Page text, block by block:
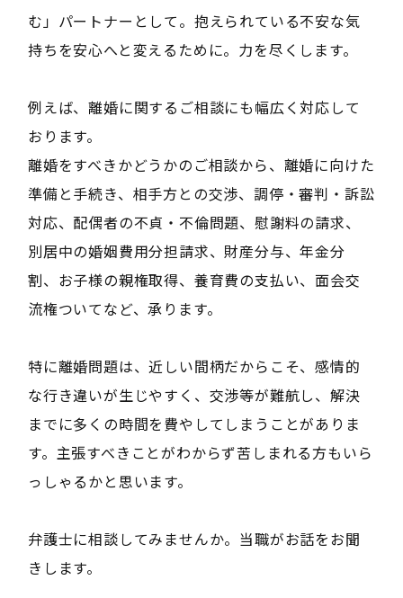
む」パートナーとして。抱えられている不安な気
持ちを安心へと変えるために。力を尽くします。
例えば、離婚に関するご相談にも幅広く対応して
おります。
離婚をすべきかどうかのご相談から、離婚に向けた
準備と手続き、相手方との交渉、調停・審判・訴訟
対応、配偶者の不貞・不倫問題、慰謝料の請求、
別居中の婚姻費用分担請求、財産分与、年金分
割、お子様の親権取得、養育費の支払い、面会交
流権ついてなど、承ります。
特に離婚問題は、近しい間柄だからこそ、感情的
な行き違いが生じやすく、交渉等が難航し、解決
までに多くの時間を費やしてしまうことがありま
す。主張すべきことがわからず苦しまれる方もいら
っしゃるかと思います。
弁護士に相談してみませんか。当職がお話をお聞
きします。